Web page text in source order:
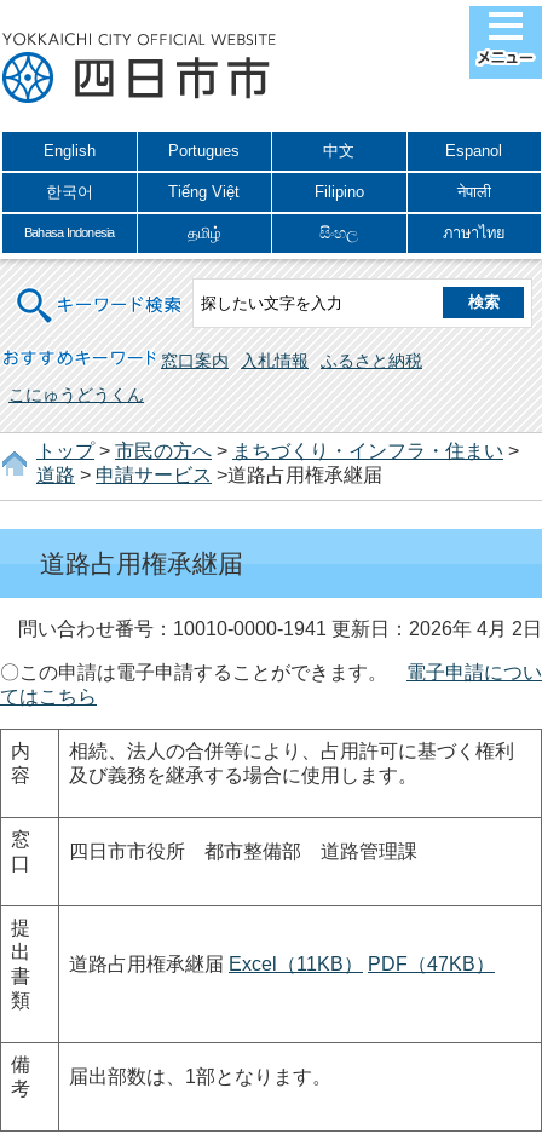
English Portugues 中文 Espanol
한국어 Tiếng Việt Filipino नेपाली
Bahasa Indonesia தமிழ் සිංහල ภาษาไทย
キーワード検索
おすすめキーワード 窓口案内 入札情報
ふるさと納税
こにゅうどうくん
トップ> 市民の方へ > まちづくり・インフラ・住まい >
道路 > 申請サービス >道路占用権承継届
道路占用権承継届
問い合わせ番号：10010-0000-1941 更新日：2026年 4月 2日
〇この申請は電子申請することができます。 電子申請につい
てはこちら
内
容
相続、法人の合併等により、占用許可に基づく権利
及び義務を継承する場合に使用します。
窓
口
四日市市役所 都市整備部 道路管理課
提
出
書
類
道路占用権承継届 Excel（11KB） PDF（47KB）
備
考
届出部数は、1部となります。